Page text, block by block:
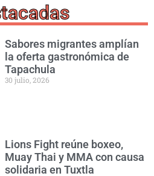
Sabores migrantes amplían
la oferta gastronómica de
Tapachula
30 julio, 2026
Lions Fight reúne boxeo,
Muay Thai y MMA con causa
solidaria en Tuxtla